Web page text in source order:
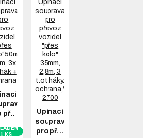
př…
1 KS
Upínací
souprava
pro př…